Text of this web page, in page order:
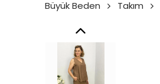
Büyük Beden Takım